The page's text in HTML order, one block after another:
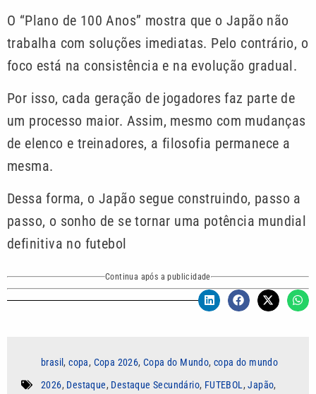
O “Plano de 100 Anos” mostra que o Japão não
trabalha com soluções imediatas. Pelo contrário, o
foco está na consistência e na evolução gradual.
Por isso, cada geração de jogadores faz parte de
um processo maior. Assim, mesmo com mudanças
de elenco e treinadores, a filosofia permanece a
mesma.
Dessa forma, o Japão segue construindo, passo a
passo, o sonho de se tornar uma potência mundial
definitiva no futebol
Continua após a publicidade
brasil,copa, Copa 2026,Copa do Mundo,copa do mundo
2026, Destaque, Destaque Secundário, FUTEBOL,Japão,